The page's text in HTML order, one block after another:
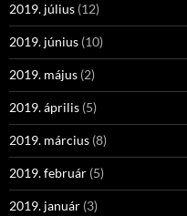
2019. július (12)
2019. június (10)
2019. május (2)
2019. április (5)
2019. március (8)
2019. február (5)
2019. január (3)